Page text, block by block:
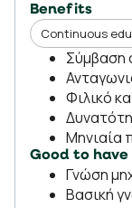
Benefits
Continuous
Σύμβαση
Φιλικό
Μηνιαία
Good to have
Γνώση
Βασική